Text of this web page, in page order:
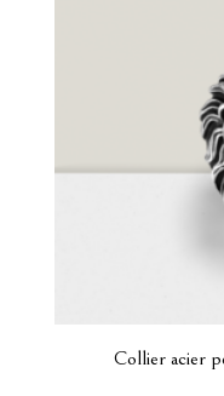
Lettres et
Perles de
Pierres
Religions
Rock
Collier acier